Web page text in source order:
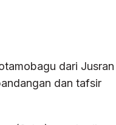
dari Jusran
dan tafsir